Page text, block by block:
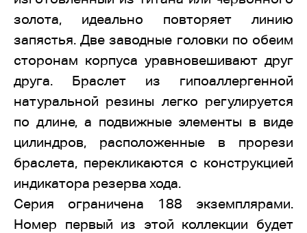
золота, идеально повторяет линию
запястья. Две заводные головки по обеим
сторонам корпуса уравновешивают друг
друга. Браслет из гипоаллергенной
натуральной резины легко регулируется
по длине, а подвижные элементы в виде
цилиндров, расположенные в прорези
браслета, перекликаются с конструкцией
индикатора резерва хода.
Серия ограничена 188 экземплярами.
Номер первый из этой коллекции будет